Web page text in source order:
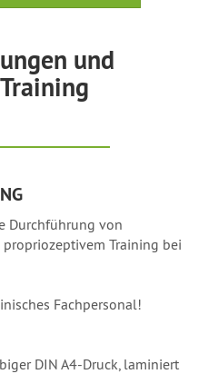
und
Durchführung von
Training bei
Fachpersonal!
DIN A4-Druck, laminiert